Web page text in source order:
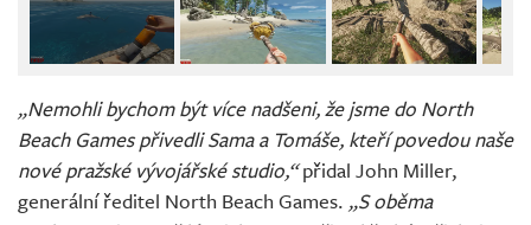
„Nemohli bychom být více nadšeni, že jsme do North
Beach Games přivedli Sama a Tomáše, kteří povedou naše
nové pražské vývojářské studio,“přidal John Miller,
generální ředitel North Beach Games. „S oběma